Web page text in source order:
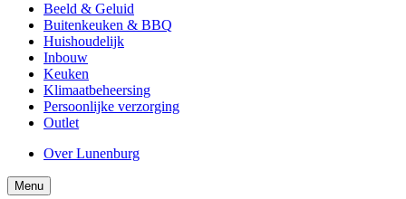
Beeld & Geluid
Buitenkeuken & BBQ
Huishoudelijk
Inbouw
Keuken
Klimaatbeheersing
Persoonlijke verzorging
Outlet
Over Lunenburg
Menu